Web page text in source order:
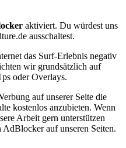
aktiviert. Du würdest uns
ausschaltest.
das Surf-Erlebnis negativ
wir grundsätzlich auf
oder Overlays.
auf unserer Seite die
kostenlos anzubieten. Wenn
Arbeit gern unterstützen
auf unseren Seiten.